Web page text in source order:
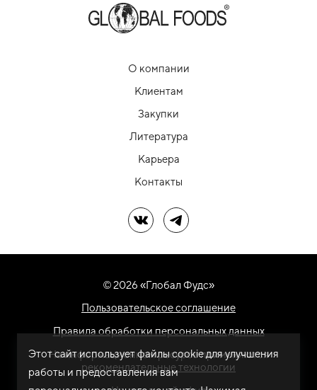
О компании
Клиентам
Закупки
Литература
Карьера
Контакты
Мы в ВКМы в Telegram
© 2026 «Глобал Фудс»
Пользовательское соглашение
Правила обработки персональных данных
На информационном ресурсе применяются
рекомендательные технологии
Этот сайт использует файлы cookie для улучшения
работы и предоставления вам